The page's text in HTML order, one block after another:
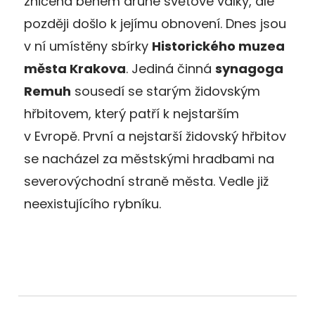
později došlo k jejímu obnovení. Dnes jsou
v ní umístěny sbírky Historického muzea
města Krakova. Jediná činná synagoga
Remuh sousedí se starým židovským
hřbitovem, který patří k nejstarším
v Evropě. První a nejstarší židovský hřbitov
se nacházel za městskými hradbami na
severovýchodní straně města. Vedle již
neexistujícího rybníku.